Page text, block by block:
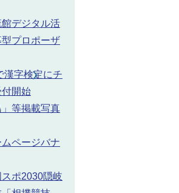
午後5時まで
午後5時まで
デジタル活
プロポーザ
漢字検定にチ
付開始
」等掲載写真
ページバナ
ポ2030隠岐